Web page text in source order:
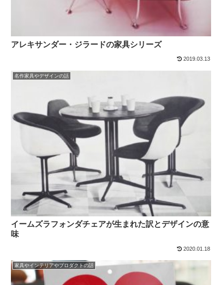
アレキサンダー・ジラードの家具シリーズ
2019.03.13
名作家具やデザインの話
イームズラフォンダチェアが生まれた訳とデザインの意
味
2020.01.18
家具やインテリアやプロダクトの話